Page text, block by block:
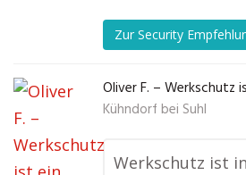
Zur Security
Oliver F. – Werkschutz
Kühndorf bei Suhl
Werkschutz ist